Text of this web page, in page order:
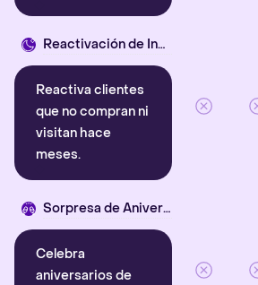
Reactivación de Inactivos
Reactiva clientes
que no compran ni
visitan hace
meses.
Sorpresa de Aniversario
Celebra
aniversarios de